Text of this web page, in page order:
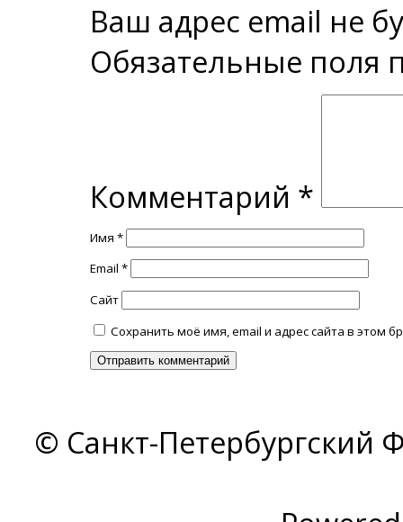
Ваш адрес email не
Обязательные поля
Комментарий *
Имя *
Email *
Сайт
Сохранить моё имя, email и адрес сайта в этом
© Санкт-Петербургский